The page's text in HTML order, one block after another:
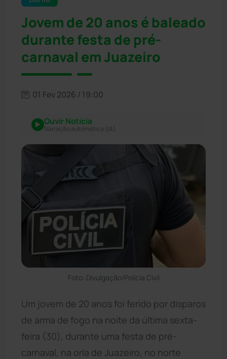
Jovem de 20 anos é baleado
durante festa de pré-
carnaval em Juazeiro
01 Fev 2026 / 19:00
Ouvir Notícia
Narração automática (IA)
Foto: Divulgação/Polícia Civil
Um jovem de 20 anos foi ferido por disparos
de arma de fogo na noite da última sexta-
feira (30), durante uma festa de pré-
carnaval, na orla de Juazeiro, no norte